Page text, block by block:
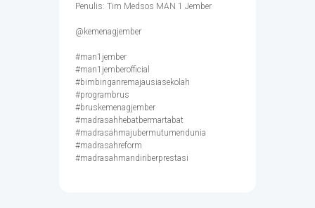
Penulis: Tim Medsos MAN 1 Jember
@kemenagjember
#man1jember
#man1jemberofficial
#bimbinganremajausiasekolah
#programbrus
#bruskemenagjember
#madrasahhebatbermartabat
#madrasahmajubermutumendunia
#madrasahreform
#madrasahmandiriberprestasi